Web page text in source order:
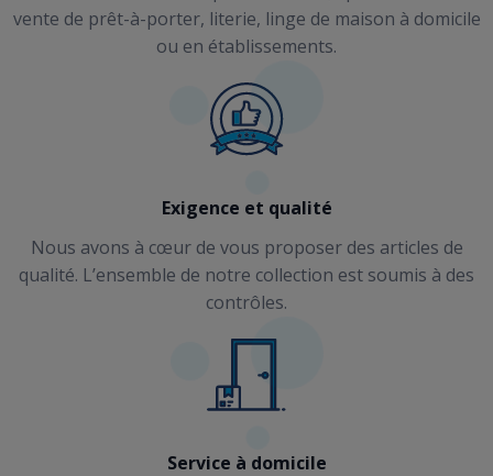
vente de prêt-à-porter, literie, linge de maison à domicile
ou en établissements.
Exigence et qualité
Nous avons à cœur de vous proposer des articles de
qualité. L’ensemble de notre collection est soumis à des
contrôles.
Service à domicile